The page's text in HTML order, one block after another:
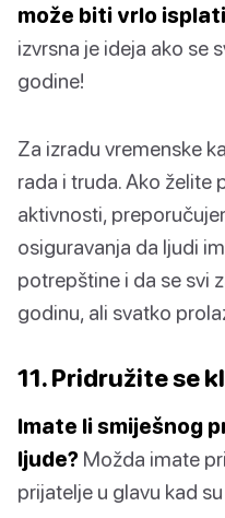
može biti vrlo
izvrsna je ideja ako se
godine!
Za izradu vremenske
rada i truda. Ako želite
aktivnosti,
osiguravanja da ljudi
potrepštine i da se svi
godinu, ali svatko
11. Pridružite se
Imate li smiješnog
ljude? Možda imate
prijatelje u glavu kad